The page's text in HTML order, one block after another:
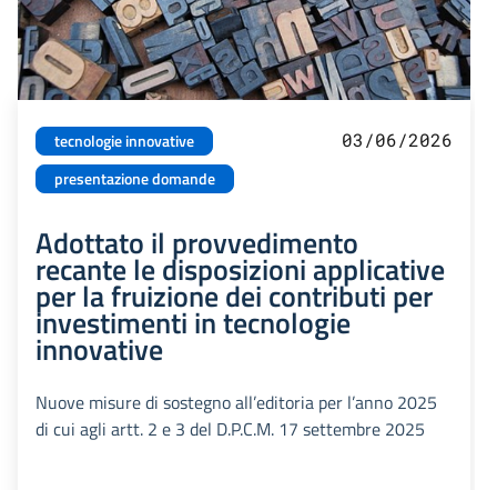
tecnologie innovative
presentazione domande
03/06/2026
Adottato il provvedimento
recante le disposizioni applicative
per la fruizione dei contributi per
investimenti in tecnologie
innovative
Nuove misure di sostegno all’editoria per l’anno 2025
di cui agli artt. 2 e 3 del D.P.C.M. 17 settembre 2025